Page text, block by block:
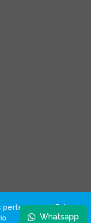
Whatsapp
pertenecen al Ente